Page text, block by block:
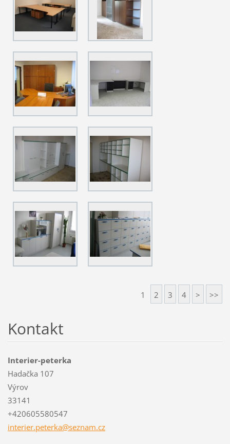
1 2 3 4 > >>
Kontakt
Interier-peterka
Hadačka 107
Výrov
33141
+420605580547
interier.peterka@seznam.cz